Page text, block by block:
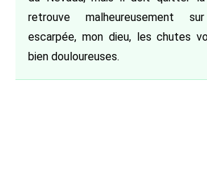
retrouve malheureusement
escarpée, mon dieu, les chutes
bien douloureuses.